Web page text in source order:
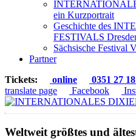
ein Kurzportrait
Geschichte des
FESTIVALS
Sächsische Festival
Partner
Tickets:
online 0351 27
translate page
Facebook
Weltweit größtes und